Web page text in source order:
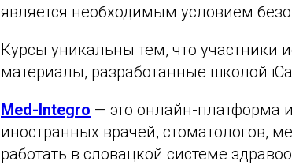
является необходимым условием
Курсы уникальны тем, что участники
материалы, разработанные школой
Med-Integro — это онлайн-платформа
иностранных врачей, стоматологов,
работать в словацкой системе